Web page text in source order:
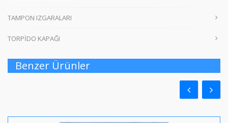
TAMPON IZGARALARI
TORPİDO KAPAĞI
Benzer Ürünler